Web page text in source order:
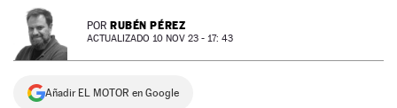
SERVICIOS
NEWSLETTER
SÍGUENOS
POR RUBÉN PÉREZ
ACTUALIZADO 10 NOV 23 - 17: 43
Añadir EL MOTOR en Google